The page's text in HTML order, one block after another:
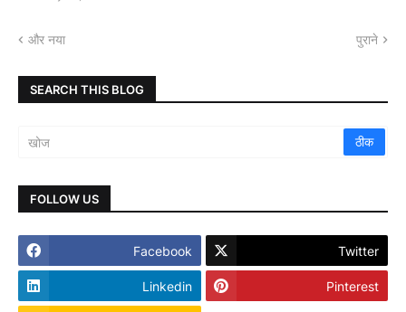
और नया पुराने
SEARCH THIS BLOG
FOLLOW US
Facebook Twitter
Linkedin Pinterest